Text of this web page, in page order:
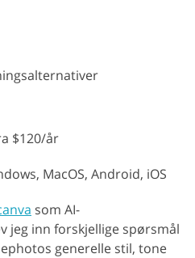
$120/år
MacOS, Android, iOS
som AI-
jeg inn forskjellige spørsmål
generelle stil, tone